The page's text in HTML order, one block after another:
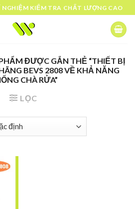
KIỂM TRA CHẤT LƯỢNG CAO
ĐƯỢC GẮN THẺ “THIẾT BỊ
BEVS 2808 VỀ KHẢ NĂNG
CHÀ RỬA”
LỌC